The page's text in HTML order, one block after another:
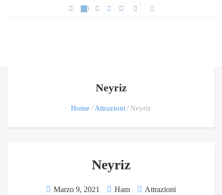
Neyriz
Home Attrazioni Neyriz
Neyriz
Marzo 9, 2021 Ham Attrazioni